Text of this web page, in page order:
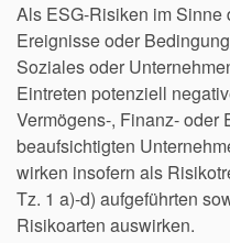
Als ESG-Risiken im
Ereignisse oder
Soziales oder
Eintreten potenziell
Vermögens-, Finanz- oder
beaufsichtigten
wirken insofern als
Tz. 1 a)-d) aufgeführten
Risikoarten auswirken.